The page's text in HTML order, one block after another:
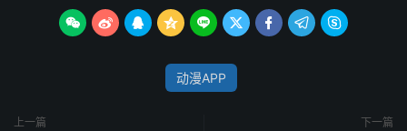
        
动漫APP
上一篇 下一篇